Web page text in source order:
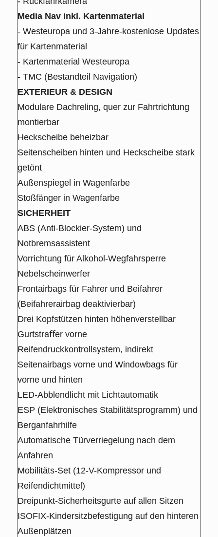
Media Nav inkl. Kartenmaterial
- Westeuropa und 3-Jahre-kostenlose Updates
für Kartenmaterial
- Kartenmaterial Westeuropa
- TMC (Bestandteil Navigation)
EXTERIEUR & DESIGN
Modulare Dachreling, quer zur Fahrtrichtung
montierbar
Heckscheibe beheizbar
Seitenscheiben hinten und Heckscheibe stark
getönt
Außenspiegel in Wagenfarbe
Stoßfänger in Wagenfarbe
SICHERHEIT
ABS (Anti-Blockier-System) und
Notbremsassistent
Vorrichtung für Alkohol-Wegfahrsperre
Nebelscheinwerfer
Frontairbags für Fahrer und Beifahrer
(Beifahrerairbag deaktivierbar)
Drei Kopfstützen hinten höhenverstellbar
Gurtstraﬀer vorne
Reifendruckkontrollsystem, indirekt
Seitenairbags vorne und Windowbags für
vorne und hinten
LED-Abblendlicht mit Lichtautomatik
ESP (Elektronisches Stabilitätsprogramm) und
Berganfahrhilfe
Automatische Türverriegelung nach dem
Anfahren
Mobilitäts-Set (12-V-Kompressor und
Reifendichtmittel)
Dreipunkt-Sicherheitsgurte auf allen Sitzen
ISOFIX-Kindersitzbefestigung auf den hinteren
Außenplätzen